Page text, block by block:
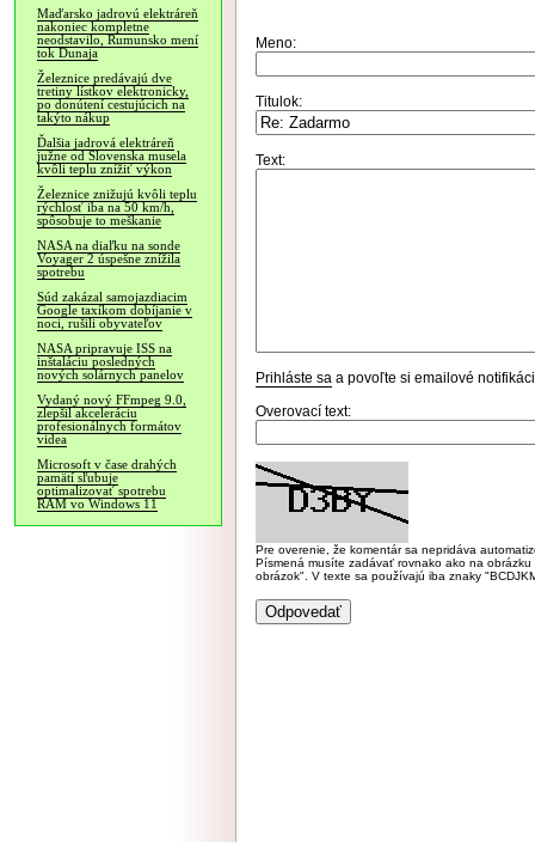
Maďarsko jadrovú elektráreň
nakoniec kompletne
neodstavilo, Rumunsko mení
tok Dunaja
Železnice predávajú dve
tretiny lístkov elektronicky,
po donútení cestujúcich na
takýto nákup
Ďalšia jadrová elektráreň
južne od Slovenska musela
kvôli teplu znížiť výkon
Železnice znižujú kvôli teplu
rýchlosť iba na 50 km/h,
spôsobuje to meškanie
NASA na diaľku na sonde
Voyager 2 úspešne znížila
spotrebu
Súd zakázal samojazdiacim
Google taxíkom dobíjanie v
noci, rušili obyvateľov
NASA pripravuje ISS na
inštaláciu posledných
nových solárnych panelov
Vydaný nový FFmpeg 9.0,
zlepšil akceleráciu
profesionálnych formátov
videa
Microsoft v čase drahých
pamätí sľubuje
optimalizovať spotrebu
RAM vo Windows 11
Meno:
Titulok:
Text:
Prihláste sa a povoľte si emailové
Overovací text:
Pre overenie, že komentár sa nepridáva
Písmená musíte zadávať rovnako ako na
obrázok". V texte sa používajú iba znaky